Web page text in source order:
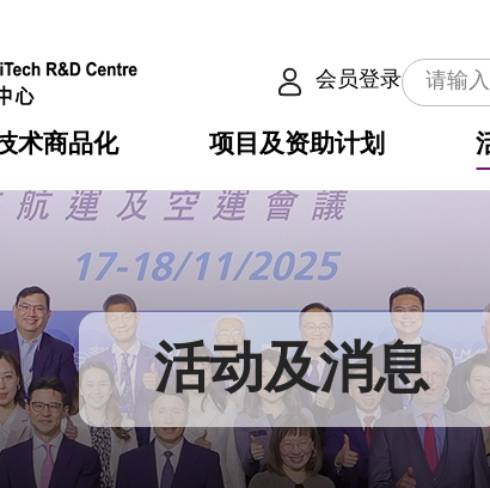
会员登录
介
构
构
问
术商品化
权之技术
公共服务之创新技术
目
项目及资助计划
划
划
划
惠
心
导
服务
表
入 活动及消息